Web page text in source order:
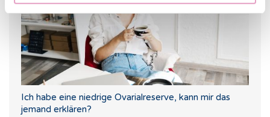
Ich habe eine niedrige Ovarialreserve, kann mir das
jemand erklären?